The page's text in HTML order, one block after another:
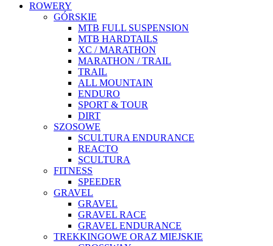
ROWERY
GÓRSKIE
MTB FULL SUSPENSION
MTB HARDTAILS
XC / MARATHON
MARATHON / TRAIL
TRAIL
ALL MOUNTAIN
ENDURO
SPORT & TOUR
DIRT
SZOSOWE
SCULTURA ENDURANCE
REACTO
SCULTURA
FITNESS
SPEEDER
GRAVEL
GRAVEL
GRAVEL RACE
GRAVEL ENDURANCE
TREKKINGOWE ORAZ MIEJSKIE